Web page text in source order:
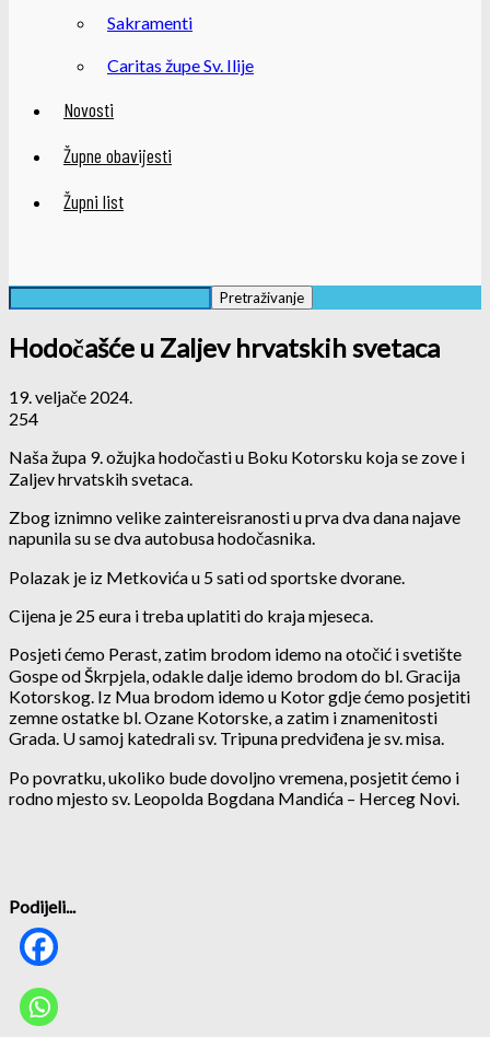
Sakramenti
Caritas župe Sv. Ilije
Novosti
Župne obavijesti
Župni list
Hodočašće u Zaljev hrvatskih svetaca
19. veljače 2024.
254
Naša župa 9. ožujka hodočasti u Boku Kotorsku koja se zove i
Zaljev hrvatskih svetaca.
Zbog iznimno velike zaintereisranosti u prva dva dana najave
napunila su se dva autobusa hodočasnika.
Polazak je iz Metkovića u 5 sati od sportske dvorane.
Cijena je 25 eura i treba uplatiti do kraja mjeseca.
Posjeti ćemo Perast, zatim brodom idemo na otočić i svetište
Gospe od Škrpjela, odakle dalje idemo brodom do bl. Gracija
Kotorskog. Iz Mua brodom idemo u Kotor gdje ćemo posjetiti
zemne ostatke bl. Ozane Kotorske, a zatim i znamenitosti
Grada. U samoj katedrali sv. Tripuna predviđena je sv. misa.
Po povratku, ukoliko bude dovoljno vremena, posjetit ćemo i
rodno mjesto sv. Leopolda Bogdana Mandića – Herceg Novi.
Podijeli...